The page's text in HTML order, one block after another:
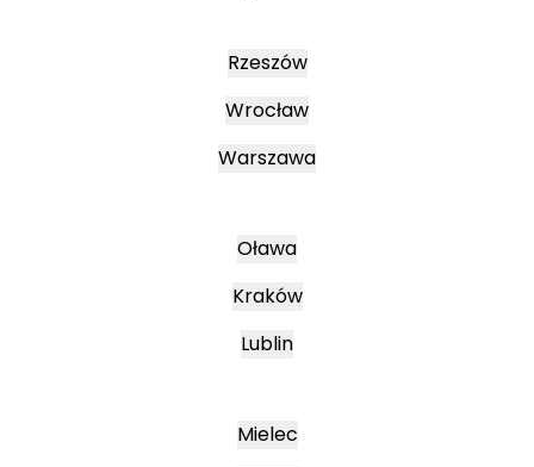
Rzeszów
Wrocław
Warszawa
Oława
Kraków
Lublin
Mielec